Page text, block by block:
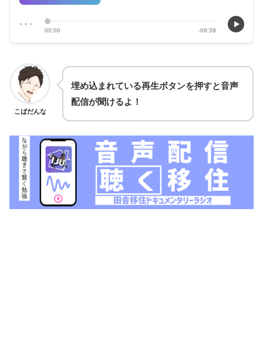
こばだんな
埋め込まれている再生ボタンを押すと音声
配信が聞けるよ！